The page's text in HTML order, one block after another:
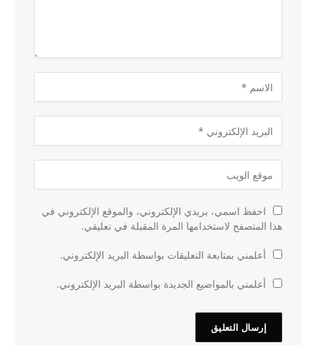
احفظ اسمي، بريدي الإلكتروني، والموقع الإلكتروني في
هذا المتصفح لاستخدامها المرة المقبلة في تعليقي.
أعلمني بمتابعة التعليقات بواسطة البريد الإلكتروني.
أعلمني بالمواضيع الجديدة بواسطة البريد الإلكتروني.